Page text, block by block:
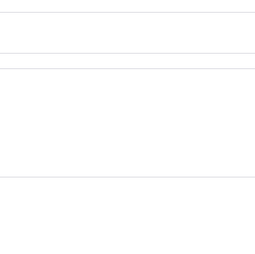
tồn, kinh dị và phiêu lưu.